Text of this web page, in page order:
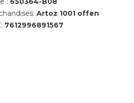
Artoz 1001 offen
7612996891567